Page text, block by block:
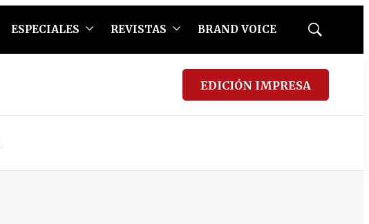
ESPECIALES REVISTAS BRAND VOICE
Mostrar
EDICIÓN IMPRESA